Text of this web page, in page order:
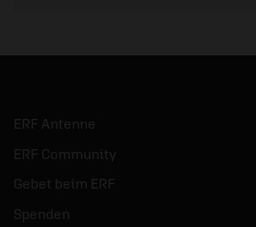
ERF Antenne
ERF Community
Gebet beim ERF
Spenden